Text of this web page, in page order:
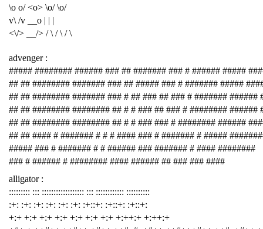
\o o/ <o> \o/ \o/
v\ /v __o | | |
<\/> __/> / \ / \ / \
advenger :
##### ######## ###### ### ## ####### ### # ###### #####
## ## ######## ####### ### ## ##### ### # ####### #####
## ## ######## ####### ### # ## ### ## ### # ####### ######
## ## ######## ######## ## # # ### ## ### # ######## ######
## ## ######## ######## ## # # ### ### # ######## ######
## ## #### # ####### # # # #### ### # ####### # #####
##### ### # ####### # # ###### ### ####### # #### ########
### # ###### # ######## #### ###### ## ### ### ####
alligator :
::::::::: ::: :::::::::::::::::: ::: :::::::::::: ::::::::::
:+: :+: :+: :+: :+: :+: :+::+: :+::+: :+::+:
+:+ +:+ +:+ +:+ +:+ +:+ +:+ +:++:+ +:++:+